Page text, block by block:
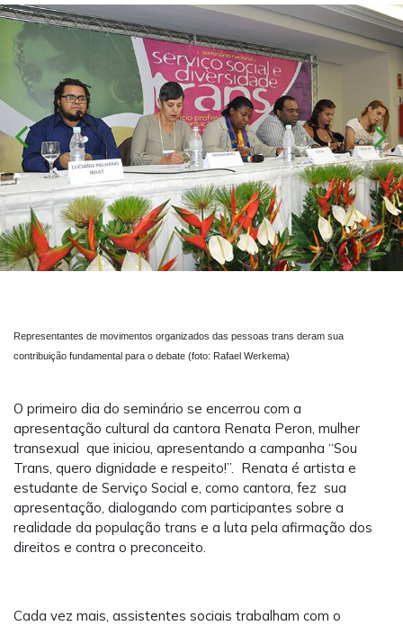
chevron_left chevron_right
Representantes de movimentos organizados das pessoas trans deram sua
contribuição fundamental para o debate (foto: Rafael Werkema)
O primeiro dia do seminário se encerrou com a
apresentação cultural da cantora Renata Peron, mulher
transexual que iniciou, apresentando a campanha “Sou
Trans, quero dignidade e respeito!”. Renata é artista e
estudante de Serviço Social e, como cantora, fez sua
apresentação, dialogando com participantes sobre a
realidade da população trans e a luta pela afirmação dos
direitos e contra o preconceito.
Cada vez mais, assistentes sociais trabalham com o